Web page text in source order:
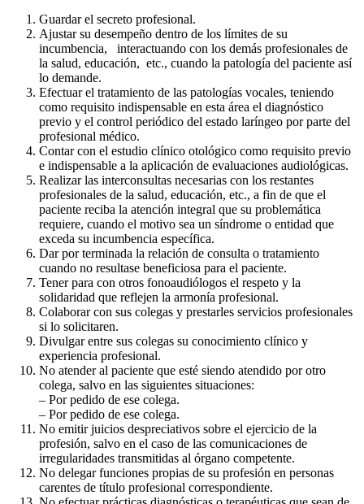
Guardar el secreto profesional.
Ajustar su desempeño dentro de los límites de su
incumbencia, interactuando con los demás profesionales de
la salud, educación, etc., cuando la patología del paciente así
lo demande.
Efectuar el tratamiento de las patologías vocales, teniendo
como requisito indispensable en esta área el diagnóstico
previo y el control periódico del estado laríngeo por parte del
profesional médico.
Contar con el estudio clínico otológico como requisito previo
e indispensable a la aplicación de evaluaciones audiológicas.
Realizar las interconsultas necesarias con los restantes
profesionales de la salud, educación, etc., a fin de que el
paciente reciba la atención integral que su problemática
requiere, cuando el motivo sea un síndrome o entidad que
exceda su incumbencia específica.
Dar por terminada la relación de consulta o tratamiento
cuando no resultase beneficiosa para el paciente.
Tener para con otros fonoaudiólogos el respeto y la
solidaridad que reflejen la armonía profesional.
Colaborar con sus colegas y prestarles servicios profesionales
si lo solicitaren.
Divulgar entre sus colegas su conocimiento clínico y
experiencia profesional.
No atender al paciente que esté siendo atendido por otro
colega, salvo en las siguientes situaciones:
– Por pedido de ese colega.
– Por pedido de ese colega.
No emitir juicios despreciativos sobre el ejercicio de la
profesión, salvo en el caso de las comunicaciones de
irregularidades transmitidas al órgano competente.
No delegar funciones propias de su profesión en personas
carentes de título profesional correspondiente.